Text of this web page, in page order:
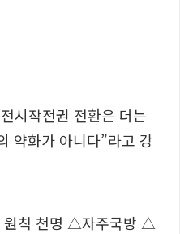
시작전권 전환은 더는
약화가 아니다”라고 강
원칙 천명 △자주국방 △